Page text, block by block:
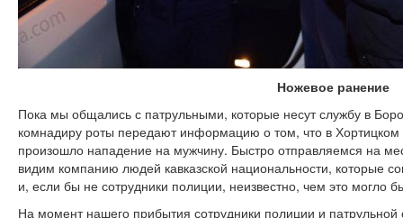
Ножевое ранение
Пока мы общались с патрульными, которые несут службу в
комнадиру роты передают информацию о том, что в
произошло нападение на мужчину. Быстро отправляемся на
видим компанию людей кавказской национальности, которые
и, если бы не сотрудники полиции, неизвестно, чем это могло
На момент нашего прибытия сотрудники полиции и